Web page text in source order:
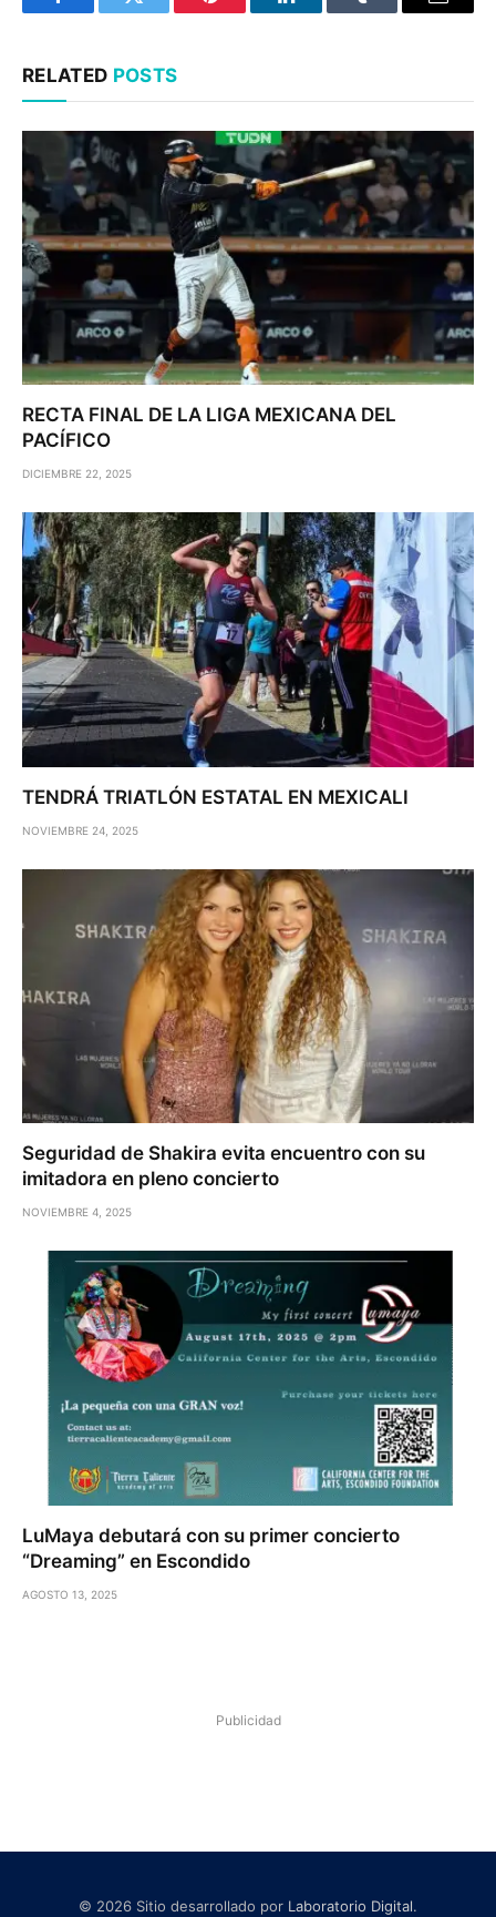
FacebookTwitter Pinterest LinkedInTumblr Email
RELATED POSTS
RECTA FINAL DE LA LIGA MEXICANA DEL
PACÍFICO
DICIEMBRE 22, 2025
TENDRÁ TRIATLÓN ESTATAL EN MEXICALI
NOVIEMBRE 24, 2025
Seguridad de Shakira evita encuentro con su
imitadora en pleno concierto
NOVIEMBRE 4, 2025
LuMaya debutará con su primer concierto
“Dreaming” en Escondido
AGOSTO 13, 2025
Publicidad
© 2026 Sitio desarrollado por Laboratorio Digital.